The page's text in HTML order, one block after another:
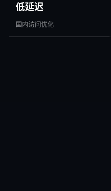
低延迟
国内访问优化